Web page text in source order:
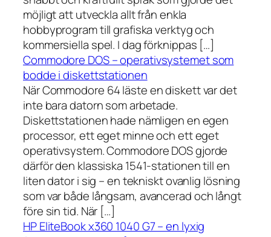
möjligt att utveckla allt från enkla
hobbyprogram till grafiska verktyg och
kommersiella spel. I dag förknippas […]
Commodore DOS – operativsystemet som
bodde i diskettstationen
När Commodore 64 läste en diskett var det
inte bara datorn som arbetade.
Diskettstationen hade nämligen en egen
processor, ett eget minne och ett eget
operativsystem. Commodore DOS gjorde
därför den klassiska 1541-stationen till en
liten dator i sig – en tekniskt ovanlig lösning
som var både långsam, avancerad och långt
före sin tid. När […]
HP EliteBook x360 1040 G7 – en lyxig